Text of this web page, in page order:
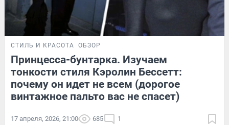
СТИЛЬ И КРАСОТА ОБЗОР
Принцесса-бунтарка. Изучаем
тонкости стиля Кэролин Бессетт:
почему он идет не всем (дорогое
винтажное пальто вас не спасет)
17 апреля, 2026, 21:00 685 1